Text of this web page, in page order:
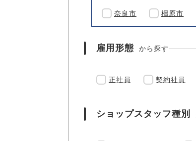
奈良市 橿原市
雇用形態 から探す
正社員 契約社員
ショップスタッフ種別